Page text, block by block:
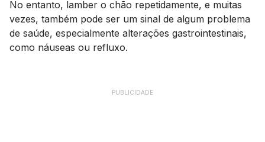
No entanto, lamber o chão repetidamente, e muitas
vezes, também pode ser um sinal de algum problema
de saúde, especialmente alterações gastrointestinais,
como náuseas ou refluxo.
PUBLICIDADE